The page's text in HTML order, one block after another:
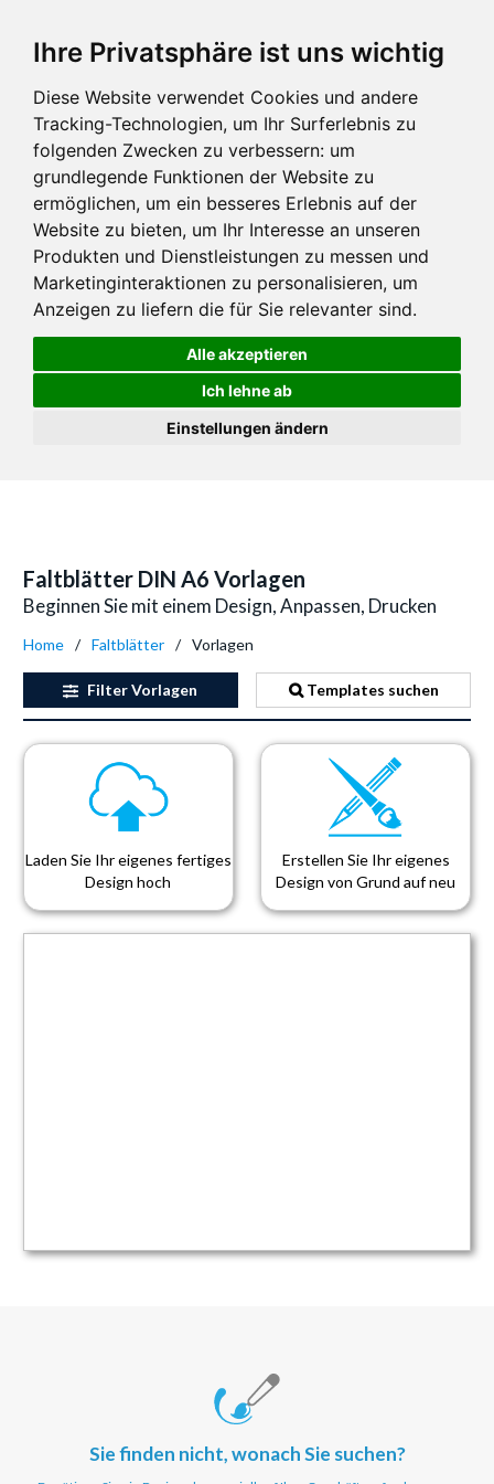
Ihre Privatsphäre ist uns wichtig
Diese Website verwendet Cookies und andere
Tracking-Technologien, um Ihr Surferlebnis zu
folgenden Zwecken zu verbessern: um
grundlegende Funktionen der Website zu
ermöglichen, um ein besseres Erlebnis auf der
Website zu bieten, um Ihr Interesse an unseren
Produkten und Dienstleistungen zu messen und
Marketinginteraktionen zu personalisieren, um
Anzeigen zu liefern die für Sie relevanter sind.
Alle akzeptieren
Ich lehne ab
Einstellungen ändern
Faltblätter DIN A6 Vorlagen
Beginnen Sie mit einem Design, Anpassen, Drucken
Home Faltblätter Vorlagen
FilterVorlagen Templates suchen
Laden Sie Ihr eigenes fertiges
Design hoch
Erstellen Sie Ihr eigenes
Design von Grund auf neu
Sie finden nicht, wonach Sie suchen?